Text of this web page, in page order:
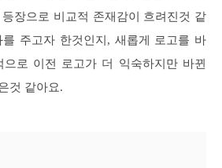
장으로 비교적 존재감이 흐려진것 같
를 주고자 한것인지, 새롭게 로고를 바
으로 이전 로고가 더 익숙하지만 바뀐
것 같아요.